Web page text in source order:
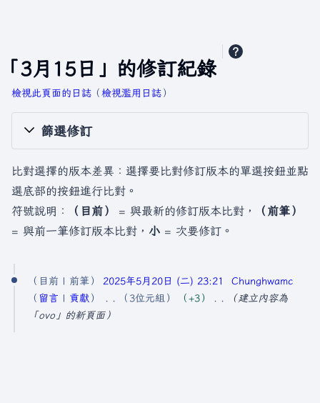
「3月15日」的修訂紀錄
檢視此頁面的日誌 ​（檢視濫用日誌）
篩選修訂
比對選擇的版本差異：選擇要比對修訂版本的單選按鈕並點
選底部的按鈕進行比對。
符號說明：
（目前） = 與最新的修訂版本比對，
（前筆）
= 與前一筆修訂版本比對， 小 = 次要修訂。
2
5
目前 前筆 2025年5月20日 (二) 23:21
Chunghwamc
留言
貢獻 3位元組 +3
建立內容為
「ovo」的新頁面